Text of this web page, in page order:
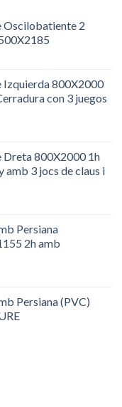
Oscilobatiente 2
Izquierda 800X2000
con 3 juegos
Dreta 800X2000 1h
amb 3 jocs de claus i
Persiana
2h amb
Persiana (PVC)